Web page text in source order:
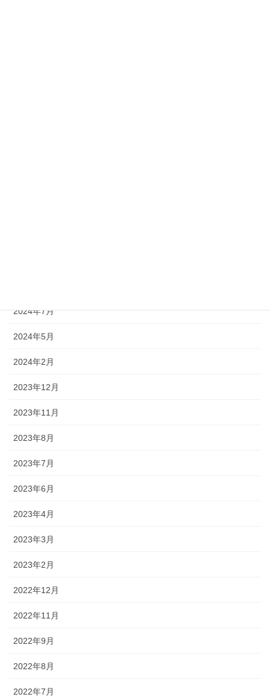
2024年7月
2024年5月
2024年2月
2023年12月
2023年11月
2023年8月
2023年7月
2023年6月
2023年4月
2023年3月
2023年2月
2022年12月
2022年11月
2022年9月
2022年8月
2022年7月